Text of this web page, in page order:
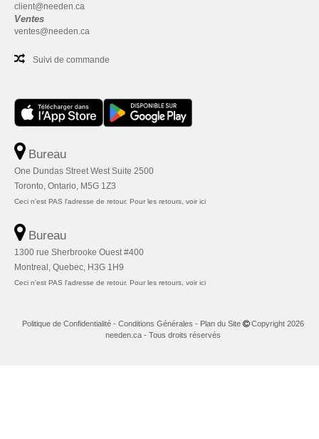
client@needen.ca
Ventes
ventes@needen.ca
Suivi de commande
Bureau
One Dundas Street West Suite 2500
Toronto, Ontario, M5G 1Z3
Ceci n'est PAS l'adresse de retour. Pour les retours, voir ici
Bureau
1300 rue Sherbrooke Ouest #400
Montreal, Quebec, H3G 1H9
Ceci n'est PAS l'adresse de retour. Pour les retours, voir ici
Politique de Confidentialité - Conditions Générales - Plan du Site
Copyright 2026
needen.ca - Tous droits réservés